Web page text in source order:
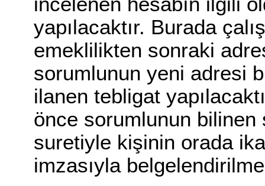
yapılacaktır. Burada
emeklilikten sonraki
sorumlunun yeni adresi
ilanen tebligat
önce sorumlunun bilinen
suretiyle kişinin orada
imzasıyla